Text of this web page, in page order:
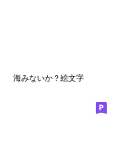
海みないか？絵文字